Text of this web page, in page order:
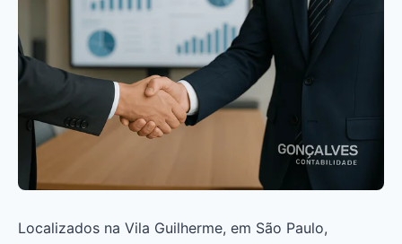
Localizados na Vila Guilherme, em São Paulo,